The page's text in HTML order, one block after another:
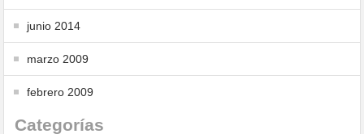
junio 2014
marzo 2009
febrero 2009
Categorías